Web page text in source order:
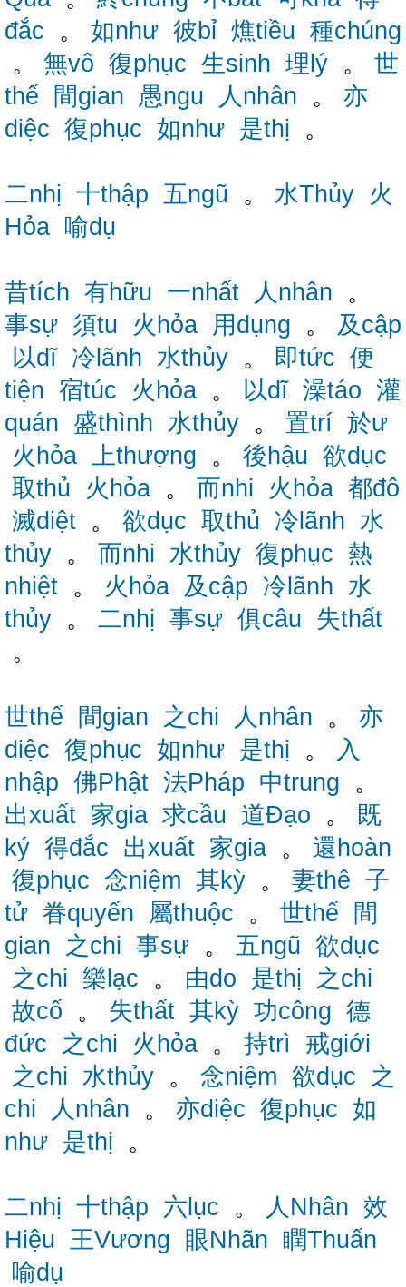
đắc 。 如như 彼bỉ 燋tiều 種chúng
。 無vô 復phục 生sinh 理lý 。 世
thế
間gian 愚ngu 人nhân 。 亦
diệc 復phục 如như 是thị 。
二nhị 十thập 五ngũ 。 水Thủy 火
Hỏa 喻dụ
昔tích 有hữu 一nhất 人nhân 。
事sự 須tu 火hỏa 用dụng 。 及cập
以dĩ 冷lãnh 水thủy 。 即tức 便
tiện 宿túc 火hỏa 。 以dĩ 澡táo 灌
quán 盛thình 水thủy 。 置trí 於ư
火hỏa 上thượng 。 後hậu 欲dục
取thủ
火hỏa 。 而nhi 火hỏa 都đô
滅diệt 。 欲dục 取thủ 冷lãnh 水
thủy 。 而nhi 水thủy 復phục 熱
nhiệt 。 火hỏa 及cập 冷lãnh 水
thủy 。 二nhị 事sự 俱câu
失thất
。
世thế 間gian 之chi 人nhân 。 亦
diệc 復phục 如như 是thị 。
入
nhập 佛Phật 法Pháp 中trung 。
出xuất 家gia 求cầu 道Đạo 。 既
ký 得đắc 出xuất 家gia 。 還hoàn
復phục 念niệm 其kỳ 。 妻thê 子
tử 眷quyến 屬thuộc 。 世thế
間
gian
之chi 事sự 。 五ngũ 欲dục
之chi 樂lạc 。 由do 是thị
之chi
故cố 。 失thất 其kỳ 功công 德
đức
之chi 火hỏa 。 持trì
戒giới
之chi 水thủy 。 念niệm 欲dục
之
chi
人nhân 。 亦diệc 復phục 如
như 是thị 。
二nhị 十thập 六lục 。 人Nhân 效
Hiệu 王Vương 眼Nhãn 瞤Thuấn
喻dụ